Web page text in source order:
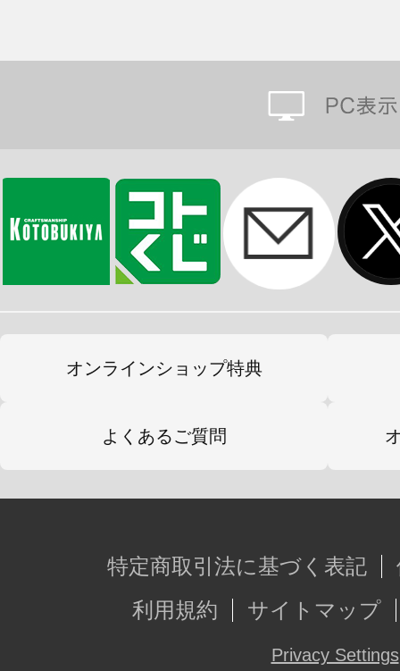
オンラインショップ特典
よくあるご質問
特定商取引法に基づく表記
利用規約
サイトマップ
Privacy Settings